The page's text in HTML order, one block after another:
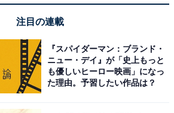
注目の連載
『スパイダーマン：ブランド・
ニュー・デイ』が「史上もっと
も優しいヒーロー映画」になっ
た理由。予習したい作品は？